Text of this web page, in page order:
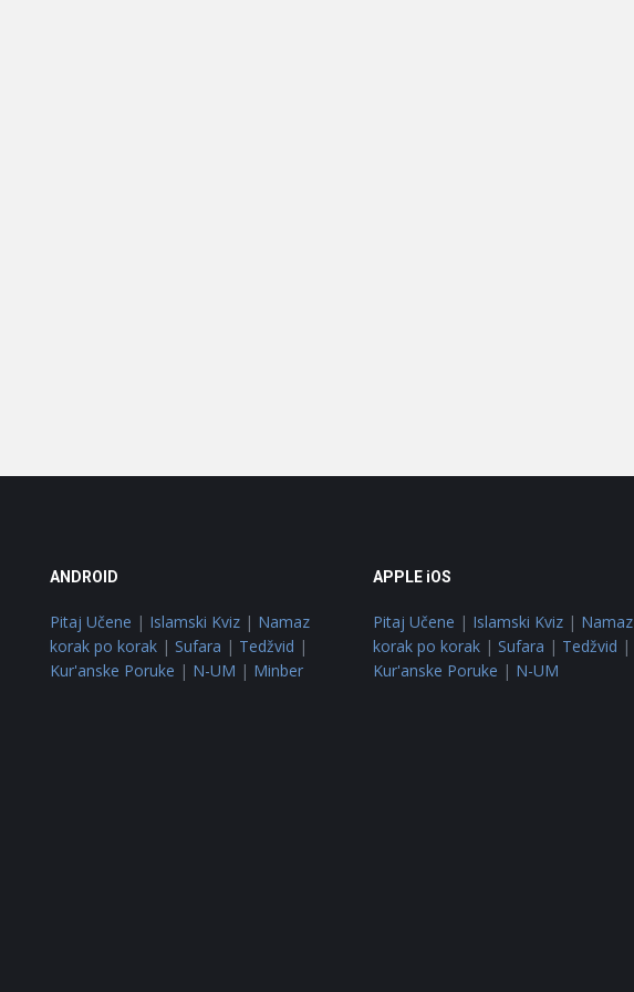
ANDROID
Pitaj Učene | Islamski Kviz| Namaz
korak po korak| Sufara | Tedžvid |
Kur'anske Poruke | N-UM | Minber
APPLE iOS
Pitaj Učene | Islamski Kviz | Namaz
korak po korak | Sufara | Tedžvid |
Kur'anske Poruke | N-UM